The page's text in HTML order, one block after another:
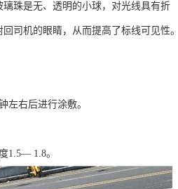
珠是无、透明的小球，对光线具有折
司机的眼睛，从而提高了标线可见性。
左右后进行涂敷。
1.5— 1.8。